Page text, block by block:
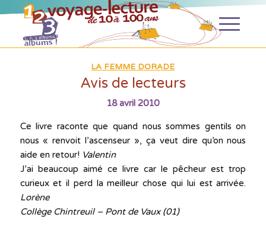
LA FEMME DORADE
Avis de lecteurs
18 avril 2010
Ce livre raconte que quand nous sommes gentils on
nous « renvoit l’ascenseur », ça veut dire qu’on nous
aide en retour! Valentin
J’ai beaucoup aimé ce livre car le pêcheur est trop
curieux et il perd la meilleur chose qui lui est arrivée.
Lorène
Collège Chintreuil – Pont de Vaux (01)